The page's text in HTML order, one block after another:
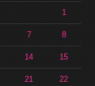
1
7 8
14 15
21 22